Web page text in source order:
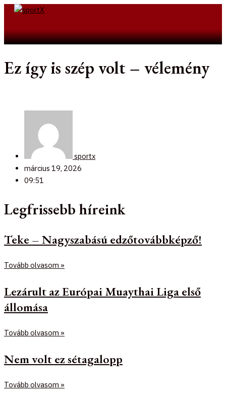
Skip
Ez így is szép volt – vélemény
sportx
március 19, 2026
09:51
Legfrissebb híreink
Teke – Nagyszabású edzőtovábbképző!
Tovább olvasom »
Lezárult az Európai Muaythai Liga első
állomása
Tovább olvasom »
Nem volt ez sétagalopp
Tovább olvasom »